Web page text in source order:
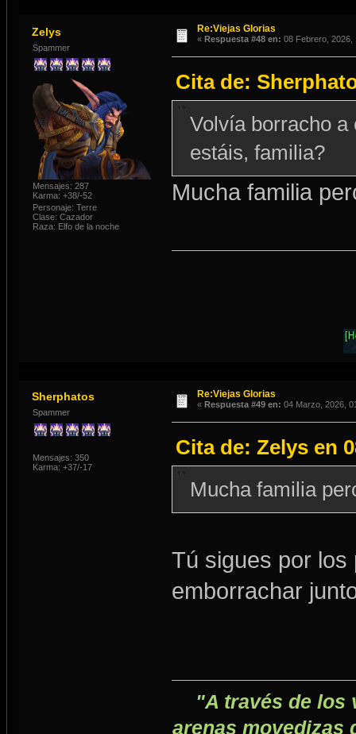
Zelys
Spammer
Mensajes: 287
Karma: +38/-52
Personaje: Terre
Clase: Cazador
Raza: Elfo de la noche
Re:Viejas Glorias
« Respuesta #48 en: 08 Febrero, 2026,
Cita de:
Volvía borracho a
estáis, familia?
Mucha familia
Sherphatos
Spammer
Mensajes: 350
Karma: +37/-17
Re:Viejas Glorias
« Respuesta #49 en: 04 Marzo, 2026,
Cita de: Zelys en
Mucha familia
Tú sigues por
emborrachar
"A través de los
arenas movedizas